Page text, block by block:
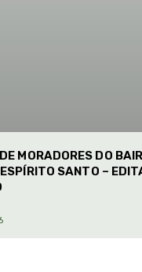
MORADORES DO
SANTO –